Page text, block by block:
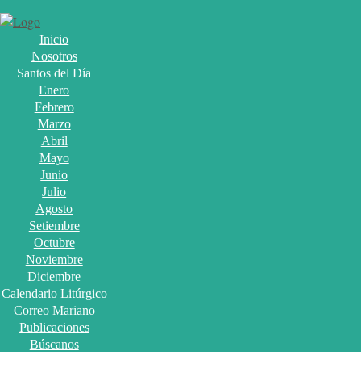
Inicio
Nosotros
Santos del Día
Enero
Febrero
Marzo
Abril
Mayo
Junio
Julio
Agosto
Setiembre
Octubre
Noviembre
Diciembre
Calendario Litúrgico
Correo Mariano
Publicaciones
Búscanos